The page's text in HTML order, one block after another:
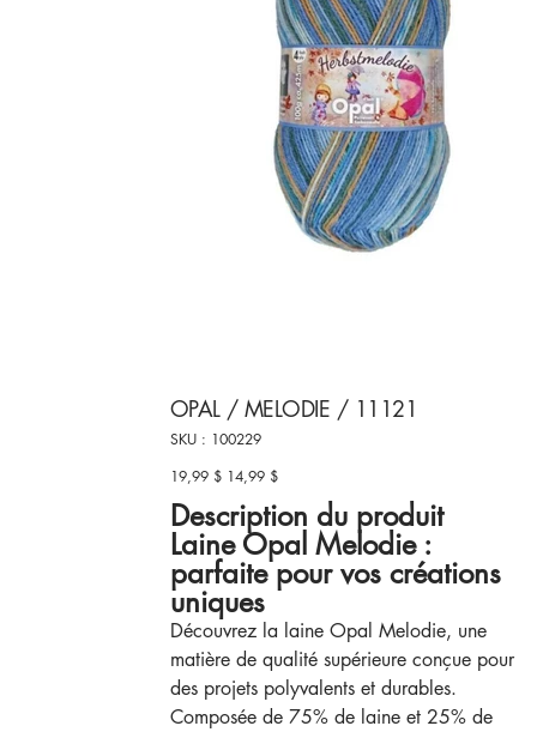
OPAL / MELODIE / 11121
SKU :
SKU
100229
100229
Prix
d’origine
19,99 $ Prix
promotionnel
14,99 $
Description du produit
Laine Opal Melodie :
parfaite pour vos créations
uniques
Découvrez la laine Opal Melodie, une
matière de qualité supérieure conçue pour
des projets polyvalents et durables.
Composée de 75% de laine et 25% de